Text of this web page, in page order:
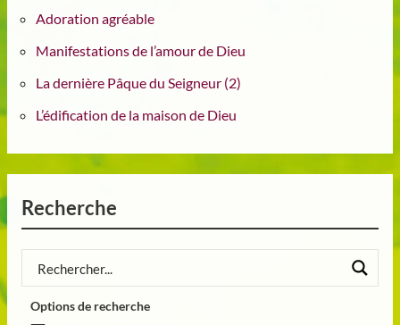
Adoration agréable
Manifestations de l’amour de Dieu
La dernière Pâque du Seigneur (2)
L’édification de la maison de Dieu
Recherche
Options de recherche